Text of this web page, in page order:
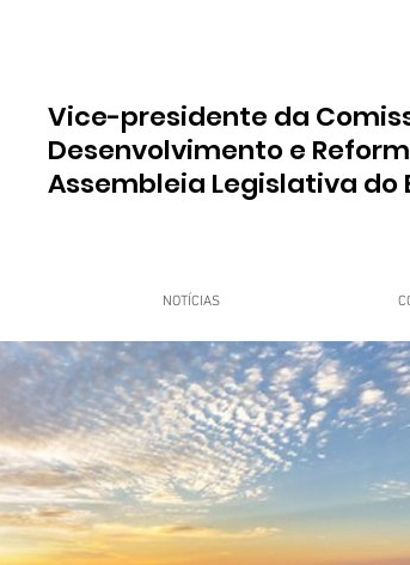
Vice-presidente da
Desenvolvimento e
Assembleia Legislativa do
NOTÍCIAS
Jorge do Carmo